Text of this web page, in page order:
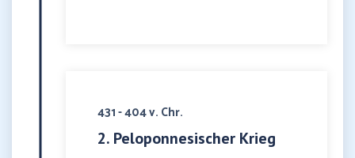
431 - 404 v. Chr.
2. Peloponnesischer Krieg